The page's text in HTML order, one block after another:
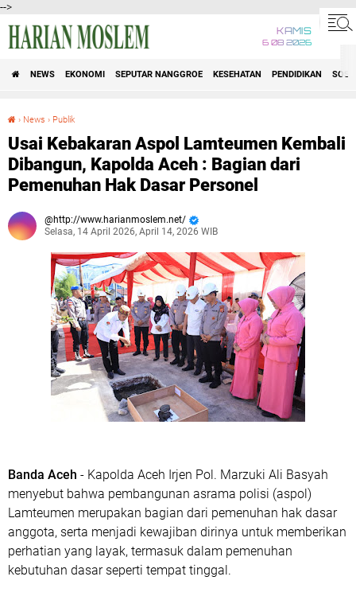
-->
KAMIS
6 08 2026
NEWS EKONOMI SEPUTAR NANGGROE KESEHATAN PENDIDIKAN
› News › Publik
Usai Kebakaran Aspol Lamteumen Kembali
Dibangun, Kapolda Aceh : Bagian dari
Pemenuhan Hak Dasar Personel
http://www.harianmoslem.net/
Selasa, 14 April 2026, April 14, 2026 WIB
Banda Aceh - Kapolda Aceh Irjen Pol. Marzuki Ali Basyah
menyebut bahwa pembangunan asrama polisi (aspol)
Lamteumen merupakan bagian dari pemenuhan hak dasar
anggota, serta menjadi kewajiban dirinya untuk memberikan
perhatian yang layak, termasuk dalam pemenuhan
kebutuhan dasar seperti tempat tinggal.